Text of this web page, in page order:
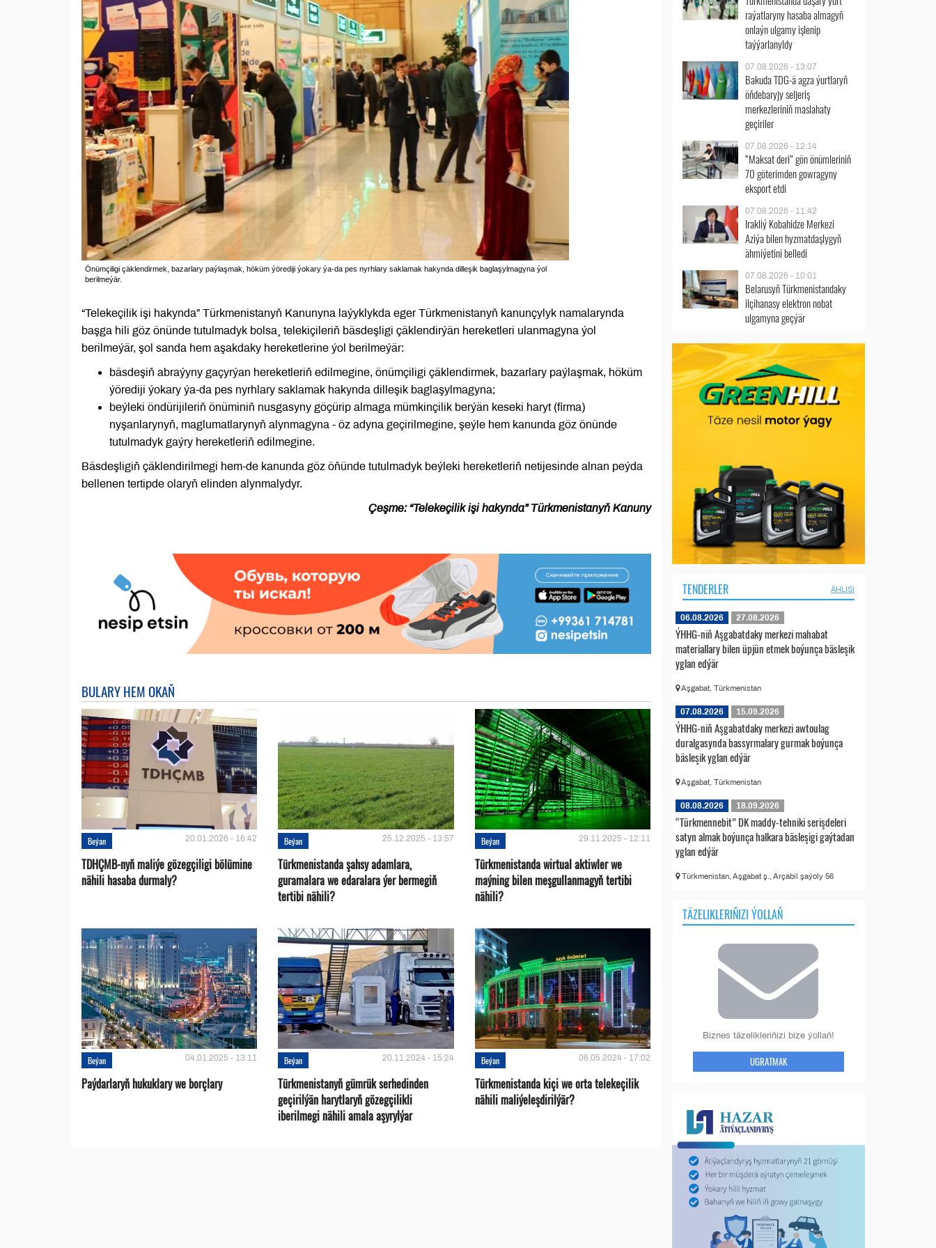
Önümçiligi çäklendirmek, bazarlary paýlaşmak, höküm ýörediji ýokary ýa-da pes nyrhlary saklamak hakynda dilleşik baglaşylmagyna ýol
berilmeýär.
“Telekeçilik işi hakynda” Türkmenistanyň Kanunyna laýyklykda eger Türkmenistanyň kanunçylyk namalarynda
başga hili göz önünde tutulmadyk bolsa¸ telekiçileriň bäsdeşligi çäklendirýän hereketleri ulanmagyna ýol
berilmeýär, şol sanda hem aşakdaky hereketlerine ýol berilmeýär:
bäsdeşiň abraýyny gaçyrýan hereketleriň edilmegine, önümçiligi çäklendirmek, bazarlary paýlaşmak, höküm
ýörediji ýokary ýa-da pes nyrhlary saklamak hakynda dilleşik baglaşylmagyna;
beýleki öndürijileriň önüminiň nusgasyny göçürip almaga mümkinçilik berýän keseki haryt (firma)
nyşanlarynyň, maglumatlarynyň alynmagyna - öz adyna geçirilmegine, şeýle hem kanunda göz önünde
tutulmadyk gaýry hereketleriň edilmegine.
Bäsdeşligiň çäklendirilmegi hem-de kanunda göz öňünde tutulmadyk beýleki hereketleriň netijesinde alnan peýda
bellenen tertipde olaryň elinden alynmalydyr.
Çeşme: “Telekeçilik işi hakynda” Türkmenistanyň Kanuny
BULARY HEM OKAŇ
Beýan 20.01.2026 - 16:42
TDHÇMB-nyň maliýe gözegçiligi bölümine
nähili hasaba durmaly?
Beýan 25.12.2025 - 13:57
Türkmenistanda şahsy adamlara,
guramalara we edaralara ýer bermegiň
tertibi nähili?
Beýan 29.11.2025 - 12:11
Türkmenistanda wirtual aktiwler we
maýning bilen meşgullanmagyň tertibi
nähili?
Beýan 04.01.2025 - 13:11
Paýdarlaryň hukuklary we bоrçlary
Beýan 20.11.2024 - 15:24
Türkmenistanyň gümrük serhedinden
geçirilýän harytlaryň gözegçilikli
iberilmegi nähili amala aşyrylýar
Beýan 06.05.2024 - 17:02
Türkmenistanda kiçi we orta telekeçilik
nähili maliýeleşdirilýär?
raýatlaryny hasaba almagyň
onlaýn ulgamy işlenip
taýýarlanyldy
07.08.2026 - 13:07
Bakuda TDG-ä agza ýurtlaryň
öňdebaryjy seljeriş
merkezleriniň maslahaty
geçiriler
07.08.2026 - 12:14
“Maksat deri” gön önümleriniň
70 göterimden gowragyny
eksport etdi
07.08.2026 - 11:42
Irakliý Kobahidze Merkezi
Aziýa bilen hyzmatdaşlygyň
ähmiýetini belledi
07.08.2026 - 10:01
Belarusyň Türkmenistandaky
ilçihanasy elektron nobat
ulgamyna geçýär
TENDERLER ÄHLISI
06.08.2026 27.08.2026
ÝHHG-niň Aşgabatdaky merkezi mahabat
materiallary bilen üpjün etmek boýunça bäsleşik
yglan edýär
Aşgabat, Türkmenistan
07.08.2026 15.09.2026
ÝHHG-niň Aşgabatdaky merkezi awtoulag
duralgasynda bassyrmalary gurmak boýunça
bäsleşik yglan edýär
Aşgabat, Türkmenistan
08.08.2026 18.09.2026
“Türkmennebit” DK maddy-tehniki serişdeleri
satyn almak boýunça halkara bäsleşigi gaýtadan
yglan edýär
Türkmenistan, Aşgabat ş., Arçabil şaýoly 56
TÄZELIKLERIŇIZI ÝOLLAŇ
Biznes täzelikleriňizi bize ýollaň!
UGRATMAK